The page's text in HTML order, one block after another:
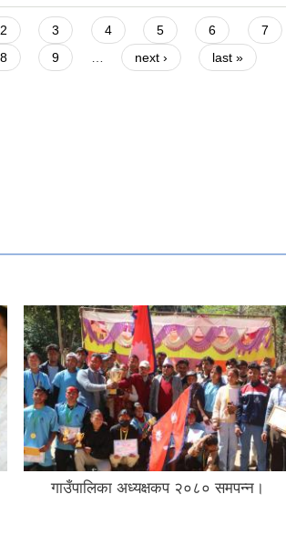
2 3 4 5 6
7
8
9 … next › last »
विजया दशमी, दिपावली तथा छठ पर्वको